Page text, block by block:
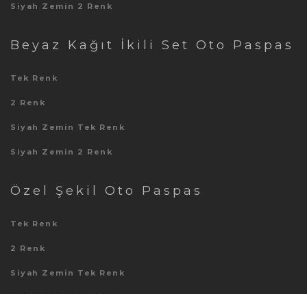
Siyah Zemin 2 Renk
Beyaz Kağıt İkili Set Oto Paspas
Tek Renk
2 Renk
Siyah Zemin Tek Renk
Siyah Zemin 2 Renk
Özel Şekil Oto Paspas
Tek Renk
2 Renk
Siyah Zemin Tek Renk